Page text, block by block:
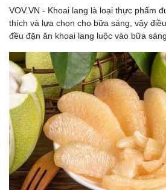
VOV.VN - Khoai lang là loại thực phẩm
thích và lựa chọn cho bữa sáng, vậy
đều đặn ăn khoai lang luộc vào bữa